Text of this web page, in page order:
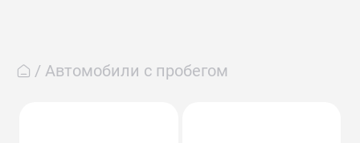
Автомобили с пробегом